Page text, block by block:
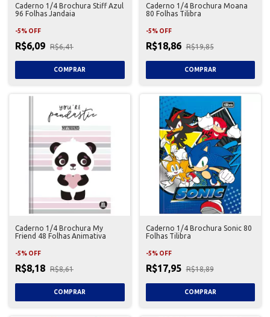
Caderno 1/4 Brochura Stiff Azul
96 Folhas Jandaia
-5% OFF
R$6,09 R$6,41
Caderno 1/4 Brochura Moana
80 Folhas Tilibra
-5% OFF
R$18,86 R$19,85
Caderno 1/4 Brochura My
Friend 48 Folhas Animativa
-5% OFF
R$8,18 R$8,61
Caderno 1/4 Brochura Sonic 80
Folhas Tilibra
-5% OFF
R$17,95 R$18,89